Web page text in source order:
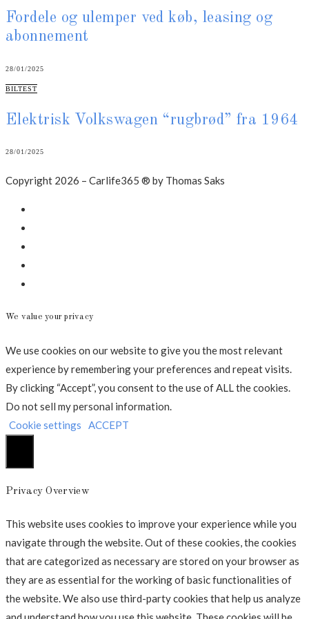
Fordele og ulemper ved køb, leasing og
abonnement
28/01/2025
CATEGORIES
BILTEST
Elektrisk Volkswagen “rugbrød” fra 1964
28/01/2025
Copyright 2026 – Carlife365 ® by Thomas Saks
We value your privacy
We use cookies on our website to give you the most relevant
experience by remembering your preferences and repeat visits.
By clicking “Accept”, you consent to the use of ALL the cookies.
Do not sell my personal information.
Cookie settings
ACCEPT
Privacy Overview
This website uses cookies to improve your experience while you
navigate through the website. Out of these cookies, the cookies
that are categorized as necessary are stored on your browser as
they are as essential for the working of basic functionalities of
the website. We also use third-party cookies that help us analyze